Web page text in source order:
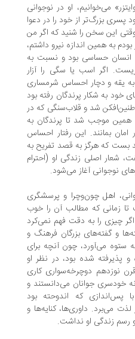
او در نوجوانی
از خود را در دعوا
سخن را شنید که اگر من
اندازه نیرو داشتم،
حساسی بود و نسبت به
اسب یا سگی را آزار
دچار احساس شرمساری
شکار پرندگان رفته بود
شد و قلاب‌سنگی که در
شد تا پرندگان به
این رفتار احساس
هرگز به قصد تفریح به
اصلی زندگی او (احترام
آغاز می‌شود.
چون‌وچرا و پرسشگری
که مطالب آن را خوب
را به دقت فهم نمی‌کرد
بزرگان فرهنگ و
چون آنچه برای
شده بود، در نظر او
دوچرخه‌سواری کاری
جوانان می‌دانستند و
که اندوحته بود
داوری‌ها، کنایه‌ها و
او نداشت.